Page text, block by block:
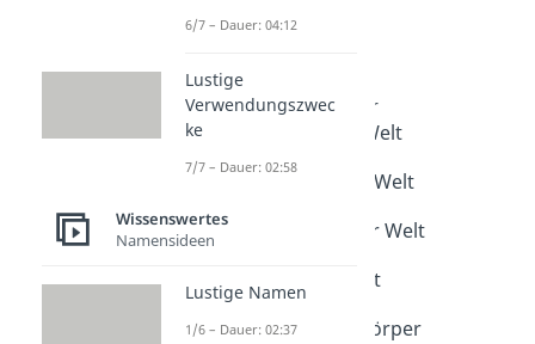
Weitere Inhalte:
Wissenswertes
Rekorde: Mensch & Natur
Größter Mensch der Welt
Dauer: 04:44
Reichster Mensch der Welt
Schlauster Mensch der Welt
Ältester Baum der Welt
Dauer: 04:09
Stärkster Muskel im Körper
6/7 – Dauer: 04:12
Lustige
Verwendungszwec
ke
7/7 – Dauer: 02:58
Wissenswertes
Namensideen
Lustige Namen
1/6 – Dauer: 02:37